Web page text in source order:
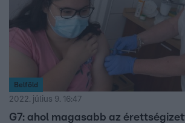
Belföld
2022. július 9. 16:47
G7: ahol magasabb az